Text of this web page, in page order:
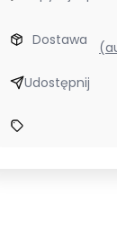
Dostawa
Udostępnij